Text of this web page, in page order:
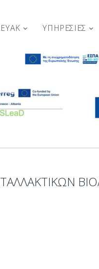
ΥΠΗΡΕΣΙΕΣ